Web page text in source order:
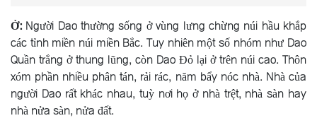
Ở: Người Dao thường sống ở vùng lưng chừng núi hầu khắp
các tỉnh miền núi miền Bắc. Tuy nhiên một số nhóm như Dao
Quần trắng ở thung lũng, còn Dao Ðỏ lại ở trên núi cao. Thôn
xóm phần nhiều phân tán, rải rác, năm bẩy nóc nhà. Nhà của
người Dao rất khác nhau, tuỳ nơi họ ở nhà trệt, nhà sàn hay
nhà nửa sàn, nửa đất.